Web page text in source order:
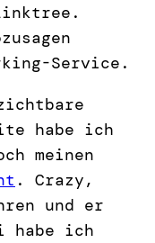
Service.
habe ich
meinen
. Crazy,
und er
habe ich